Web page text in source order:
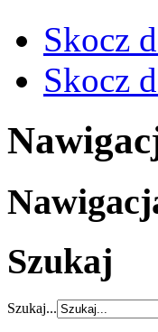
Skocz
Skocz
Szukaj
Szukaj...